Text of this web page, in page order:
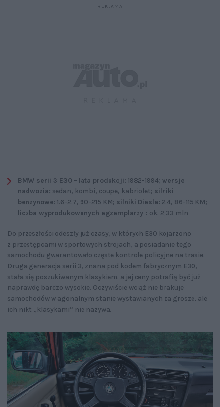
BMW serii 3 E30 – lata produkcji: 1982-1994; wersje
nadwozia: sedan, kombi, coupe, kabriolet; silniki
benzynowe: 1.6-2.7, 90-215 KM; silniki Diesla: 2.4, 86-115 KM;
liczba wyprodukowanych egzemplarzy : ok. 2,33 mln
Do przeszłości odeszły już czasy, w których E30 kojarzono
z przestępcami w sportowych strojach, a posiadanie tego
samochodu gwarantowało częste kontrole policyjne na trasie.
Druga generacja serii 3, znana pod kodem fabrycznym E30,
stała się poszukiwanym klasykiem. a jej ceny potrafią być już
naprawdę bardzo wysokie. Oczywiście wciąż nie brakuje
samochodów w agonalnym stanie wystawianych za grosze, ale
ich nikt „klasykami” nie nazywa.